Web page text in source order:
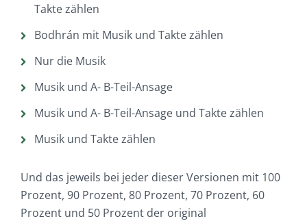
Takte zählen
Bodhrán mit Musik und Takte zählen
Nur die Musik
Musik und A- B-Teil-Ansage
Musik und A- B-Teil-Ansage und Takte zählen
Musik und Takte zählen
Und das jeweils bei jeder dieser Versionen mit 100
Prozent, 90 Prozent, 80 Prozent, 70 Prozent, 60
Prozent und 50 Prozent der original